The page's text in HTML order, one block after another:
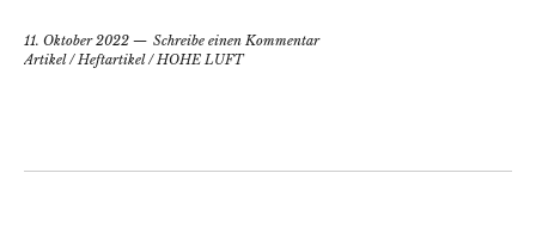
11. Oktober 2022
Schreibe einen Kommentar
Artikel/Heftartikel/HOHE LUFT